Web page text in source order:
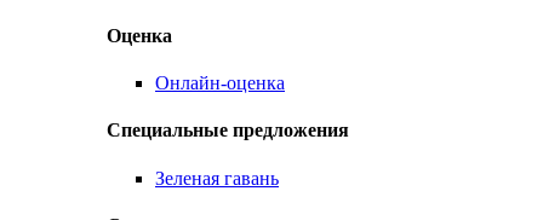
Оценка
Онлайн-оценка
Специальные предложения
Зеленая гавань